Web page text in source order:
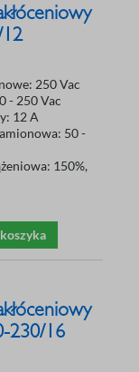
250 Vac
- 250 Vac
12 A
50 -
150%,
230/16